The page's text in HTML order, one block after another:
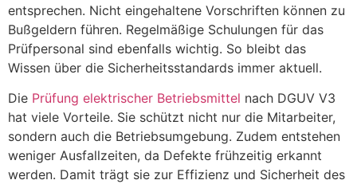
entsprechen. Nicht eingehaltene Vorschriften können zu
Bußgeldern führen. Regelmäßige Schulungen für das
Prüfpersonal sind ebenfalls wichtig. So bleibt das
Wissen über die Sicherheitsstandards immer aktuell.
Die Prüfung elektrischer Betriebsmittel nach DGUV V3
hat viele Vorteile. Sie schützt nicht nur die Mitarbeiter,
sondern auch die Betriebsumgebung. Zudem entstehen
weniger Ausfallzeiten, da Defekte frühzeitig erkannt
werden. Damit trägt sie zur Effizienz und Sicherheit des